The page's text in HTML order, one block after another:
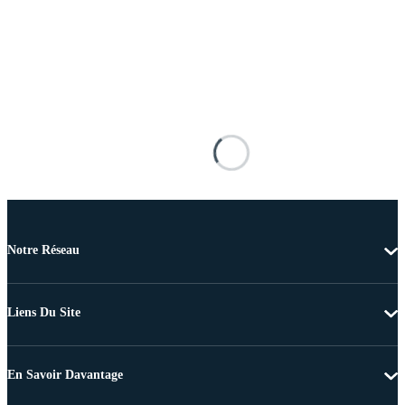
Notre Réseau
Liens Du Site
En Savoir Davantage